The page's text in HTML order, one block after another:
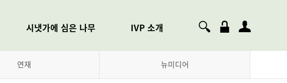
시냇가에 심은 나무
오늘의 시심
정기구독 안내
IVP 소개
오시는 길
연재 뉴미디어